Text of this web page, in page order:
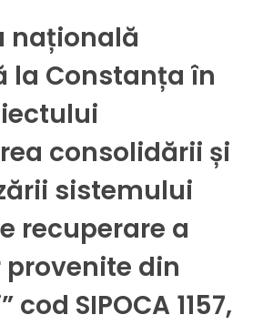
națională
la Constanța în
consolidării și
sistemului
recuperare a
din
SIPOCA 1157,